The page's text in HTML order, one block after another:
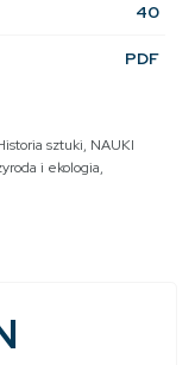
40
PDF
sztuki, NAUKI
i ekologia,